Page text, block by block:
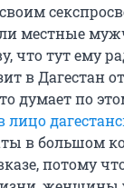
местные
что тут ему
в Дагестан
думает по
лицо
в большом
потому